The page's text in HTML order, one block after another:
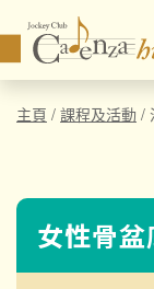
主頁 / 課程及活動 /
女性骨